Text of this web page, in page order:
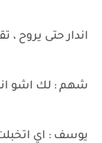
اندار حتى يروح
شهم : لك اشو
يوسف : اي